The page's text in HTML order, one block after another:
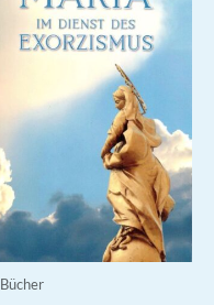
Bücher